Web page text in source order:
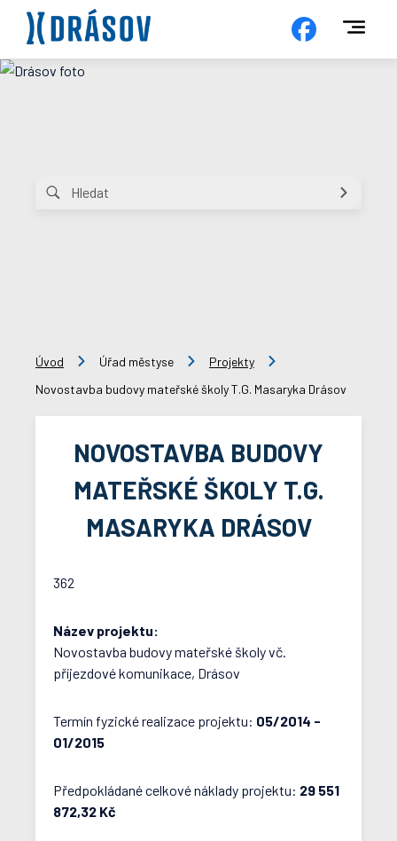
Úvod Úřad městyse
Projekty
Novostavba budovy mateřské školy T.G. Masaryka Drásov
NOVOSTAVBA BUDOVY
MATEŘSKÉ ŠKOLY T.G.
MASARYKA DRÁSOV
362
Název projektu:
Novostavba budovy mateřské školy vč.
příjezdové komunikace, Drásov
Termín fyzické realizace projektu: 05/2014 -
01/2015
Předpokládané celkové náklady projektu: 29 551
872,32 Kč